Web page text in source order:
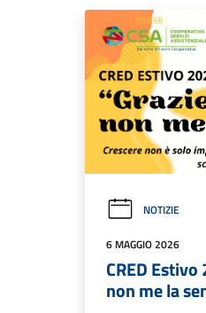
NOTIZIE
6 MAGGIO 2026
CRED
non me la